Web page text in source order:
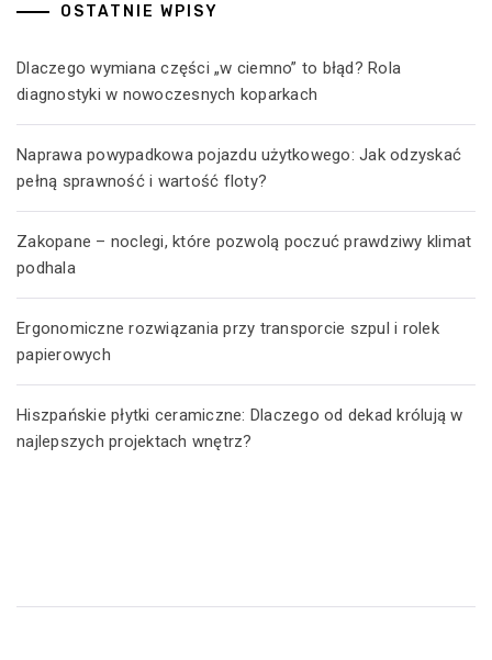
OSTATNIE WPISY
Dlaczego wymiana części „w ciemno” to błąd? Rola
diagnostyki w nowoczesnych koparkach
Naprawa powypadkowa pojazdu użytkowego: Jak odzyskać
pełną sprawność i wartość floty?
Zakopane – noclegi, które pozwolą poczuć prawdziwy klimat
podhala
Ergonomiczne rozwiązania przy transporcie szpul i rolek
papierowych
Hiszpańskie płytki ceramiczne: Dlaczego od dekad królują w
najlepszych projektach wnętrz?